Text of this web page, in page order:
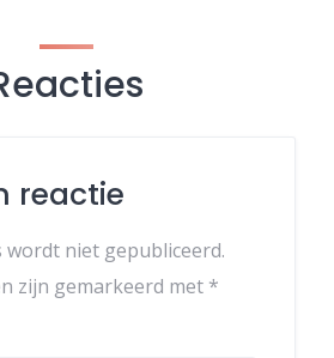
reactie
wordt niet gepubliceerd.
zijn gemarkeerd met *